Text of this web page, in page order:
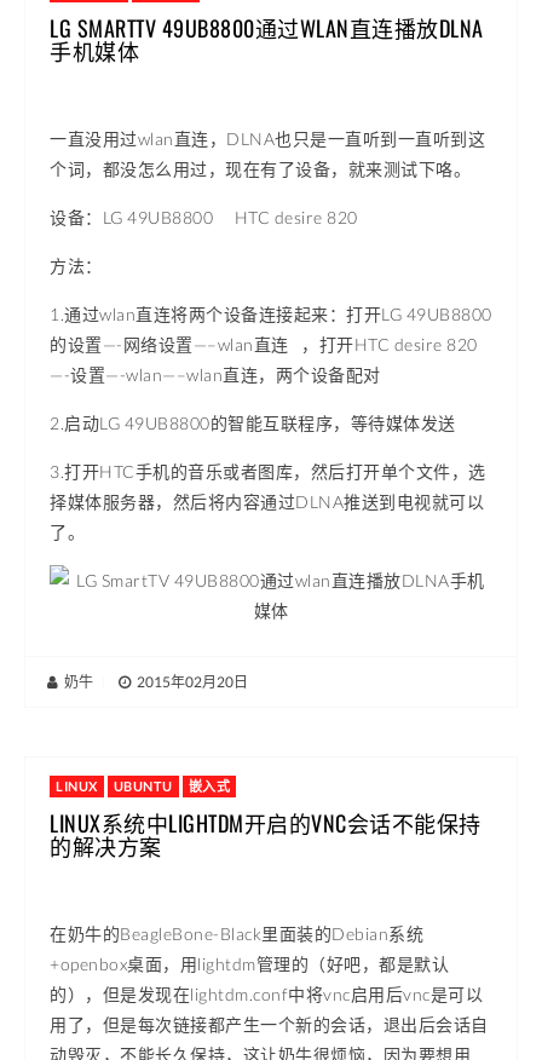
LG SMARTTV 49UB8800通过WLAN直连播放DLNA
手机媒体
一直没用过wlan直连，DLNA也只是一直听到一直听到这
个词，都没怎么用过，现在有了设备，就来测试下咯。
设备：LG 49UB8800 HTC desire 820
方法：
1.通过wlan直连将两个设备连接起来：打开LG 49UB8800
的设置—-网络设置—–wlan直连 ，打开HTC desire 820
—-设置—-wlan—–wlan直连，两个设备配对
2.启动LG 49UB8800的智能互联程序，等待媒体发送
3.打开HTC手机的音乐或者图库，然后打开单个文件，选
择媒体服务器，然后将内容通过DLNA推送到电视就可以
了。
奶牛 2015年02月20日
LINUX UBUNTU 嵌入式
LINUX系统中LIGHTDM开启的VNC会话不能保持
的解决方案
在奶牛的BeagleBone-Black里面装的Debian系统
+openbox桌面，用lightdm管理的（好吧，都是默认
的），但是发现在lightdm.conf中将vnc启用后vnc是可以
用了，但是每次链接都产生一个新的会话，退出后会话自
动毁灭，不能长久保持，这让奶牛很烦恼，因为要想用